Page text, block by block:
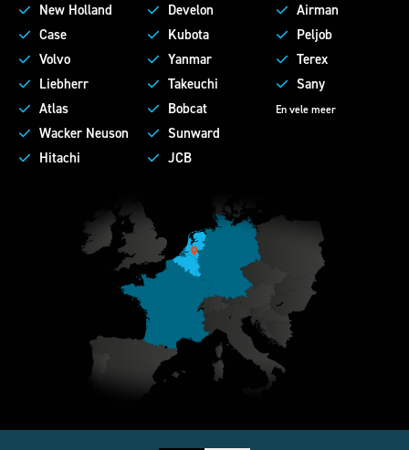
New Holland
Case
Volvo
Liebherr
Atlas
Wacker Neuson
Hitachi
Develon
Kubota
Yanmar
Takeuchi
Bobcat
Sunward
JCB
Airman
Peljob
Terex
Sany
En vele meer